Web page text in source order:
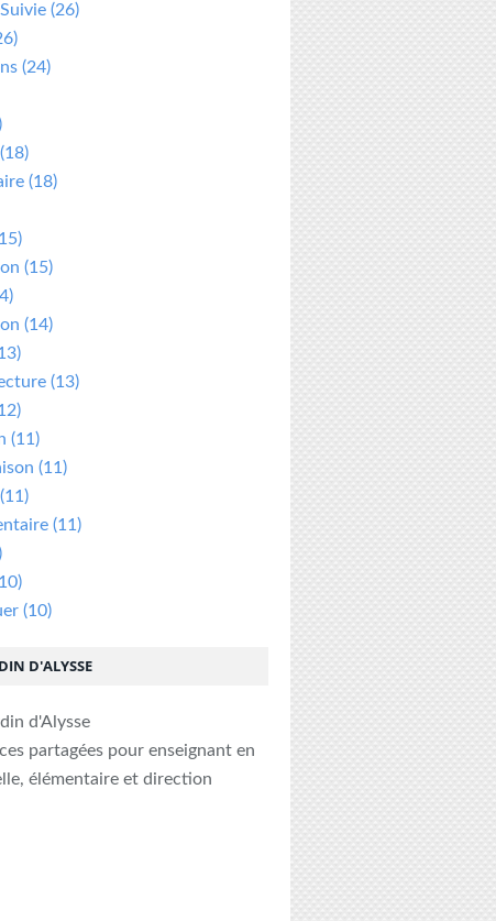
D'ALYSSE
partagées pour enseignant en
élémentaire et direction
(26)
(24)
(18)
(18)
(15)
(14)
(13)
(11)
(11)
(11)
(11)
(10)